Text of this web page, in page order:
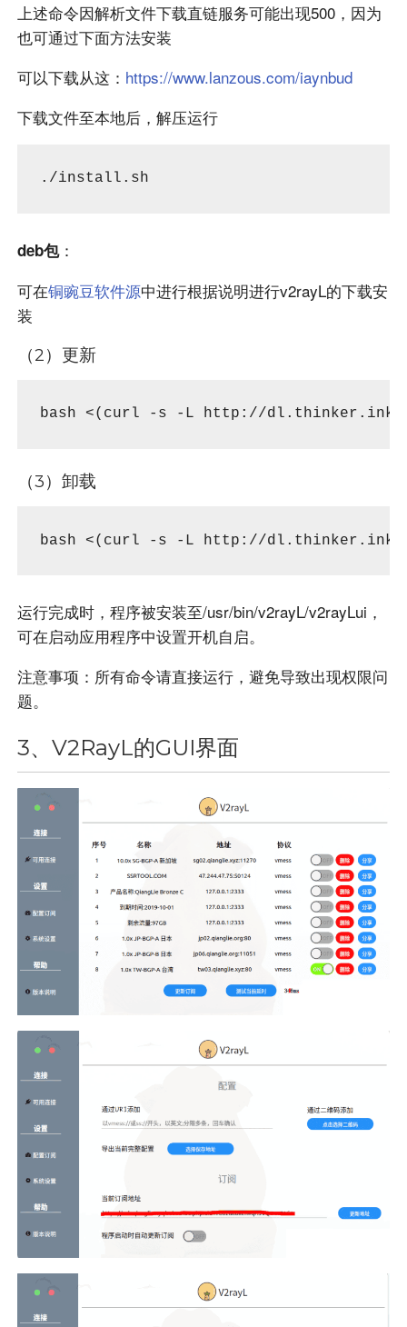
上述命令因解析文件下载直链服务可能出现500，因为
也可通过下面方法安装
可以下载从这： https://www.lanzous.com/iaynbud
下载文件至本地后，解压运行
./install.sh
deb包：
可在铜豌豆软件源中进行根据说明进行v2rayL的下载安
装
（2）更新
bash <(curl -s -L http://dl.thinker.ink/
（3）卸载
bash <(curl -s -L http://dl.thinker.ink/
运行完成时，程序被安装至/usr/bin/v2rayL/v2rayLui，
可在启动应用程序中设置开机自启。
注意事项：所有命令请直接运行，避免导致出现权限问
题。
3、V2RayL的GUI界面